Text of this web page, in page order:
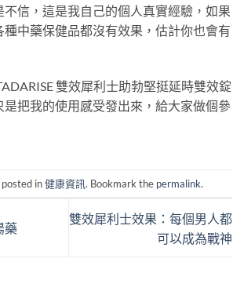
信，這是我自己的個人真實經驗，如果
中藥保健品都沒有效果，估計你也會有
雙效犀利士助勃堅挺延時雙效錠
是把我的使用感受發出來，給大家做個參
in健康資訊. Bookmark the permalink.
藥
雙效犀利士效果：每個男人都
可以成為戰神